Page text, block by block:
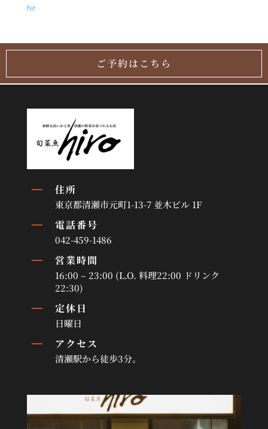
hir
ご予約はこちら
K 住所
東京都清瀬市元町1-13-7 並木ビル 1F
K 電話番号
042-459-1486
K 営業時間
16:00 – 23:00 (L.O. 料理22:00 ドリンク
22:30)
K 定休日
日曜日
K アクセス
清瀬駅から徒歩3分。